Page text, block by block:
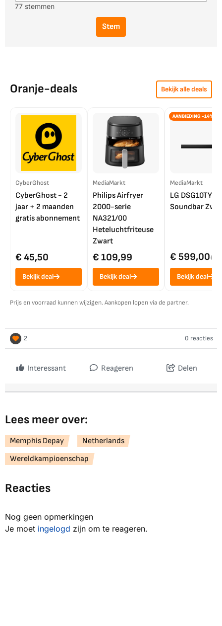
77 stemmen
Stem
Oranje-deals Bekijk alle deals
CyberGhost
CyberGhost - 2
jaar + 2 maanden
gratis abonnement
€ 45,50
Bekijk deal
MediaMarkt
Philips Airfryer
2000-serie
NA321/00
Heteluchtfriteuse
Zwart
€ 109,99
Bekijk deal
AANBIEDING -14%
MediaMarkt
LG DSG10TY
Soundbar
€ 599,00€
Bekijk deal
Prijs en voorraad kunnen wijzigen. Aankopen lopen via de partner.
2 0 reacties
Interessant Reageren Delen
Lees meer over:
Memphis Depay
Netherlands
Wereldkampioenschap
Reacties
Nog geen opmerkingen
Je moet ingelogd zijn om te reageren.